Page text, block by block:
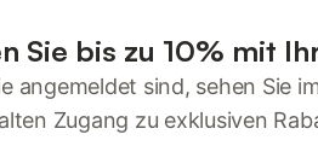
Sie bis zu 10% mit
angemeldet sind, sehen Sie
Zugang zu exklusiven